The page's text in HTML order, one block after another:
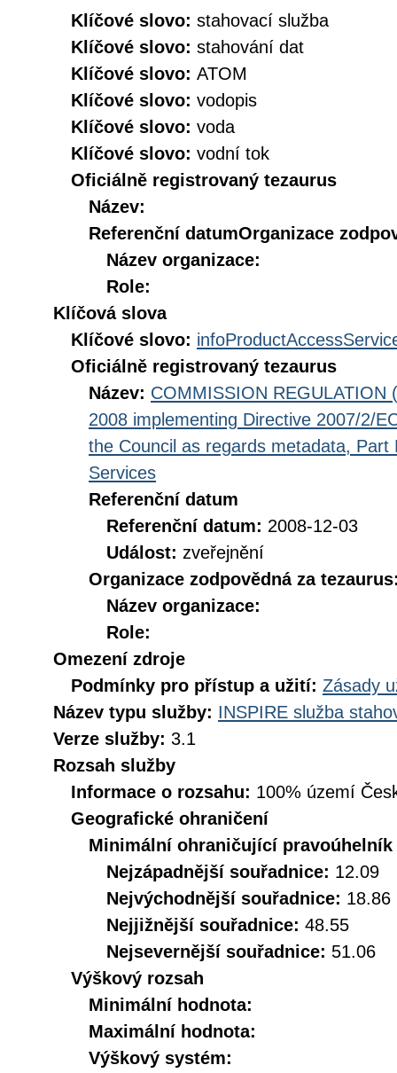
Klíčové slovo: stahovací služba
Klíčové slovo: stahování dat
Klíčové slovo: ATOM
Klíčové slovo: vodopis
Klíčové slovo: voda
Klíčové slovo: vodní tok
Oficiálně registrovaný tezaurus
Název:
Referenční datumOrganizace
Název organizace:
Role:
Klíčová slova
Klíčové slovo:
Oficiálně registrovaný tezaurus
Název: COMMISSION REGULATION
2008 implementing Directive 2007/2/
the Council as regards metadata,
Services
Referenční datum
Referenční datum: 2008-12-03
Událost: zveřejnění
Organizace zodpovědná za
Název organizace:
Role:
Omezení zdroje
Podmínky pro přístup a užití: Zásady
Název typu služby: INSPIRE služba
Verze služby: 3.1
Rozsah služby
Informace o rozsahu: 100% území
Geografické ohraničení
Minimální ohraničující pravoúhelník
Nejzápadnější souřadnice: 12.09
Nejvýchodnější souřadnice: 18.86
Nejjižnější souřadnice: 48.55
Nejsevernější souřadnice: 51.06
Výškový rozsah
Minimální hodnota:
Maximální hodnota:
Výškový systém: